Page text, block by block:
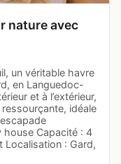
nature avec
un véritable havre
en Languedoc-
et à l’extérieur,
idéale
house Capacité : 4
Localisation : Gard,